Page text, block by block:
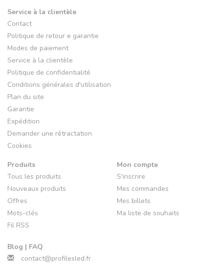
Service à la clientèle
Contact
Politique de retour e garantie
Modes de paiement
Service à la clientèle
Politique de confidentialité
Conditions générales d'utilisation
Plan du site
Garantie
Expédition
Demander une rétractation
Cookies
Produits
Tous les produits
Nouveaux produits
Offres
Mots-clés
Fil RSS
Blog | FAQ
Mon compte
S'inscrire
Mes commandes
Mes billets
Ma liste de souhaits
contact@profilesled.fr